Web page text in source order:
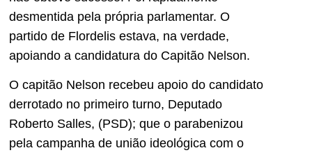
desmentida pela própria parlamentar. O
partido de Flordelis estava, na verdade,
apoiando a candidatura do Capitão Nelson.
O capitão Nelson recebeu apoio do candidato
derrotado no primeiro turno, Deputado
Roberto Salles, (PSD); que o parabenizou
pela campanha de união ideológica com o